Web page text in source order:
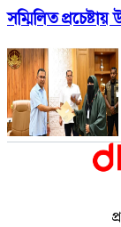
সম্মিলিত প্রচেষ্টায়